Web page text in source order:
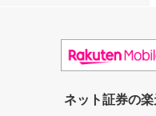
ネット証券の